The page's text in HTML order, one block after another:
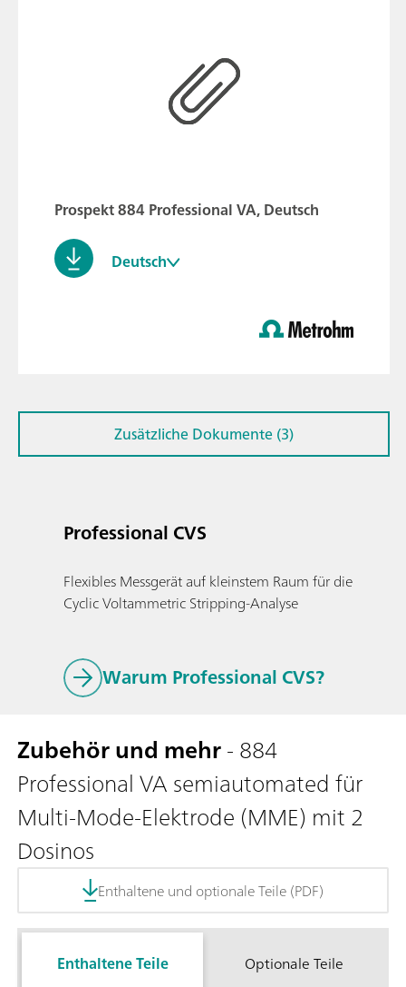
Prospekt 884 Professional VA, Deutsch
Deutsch
Professional CVS
Flexibles Messgerät auf kleinstem Raum für die
Cyclic Voltammetric Stripping-Analyse
Warum Professional CVS?
Zusätzliche Dokumente (3)
Zubehör und mehr- 884
Professional VA semiautomated für
Multi-Mode-Elektrode (MME) mit 2
Dosinos
Enthaltene und optionale Teile (PDF)
Enthaltene Teile Optionale Teile